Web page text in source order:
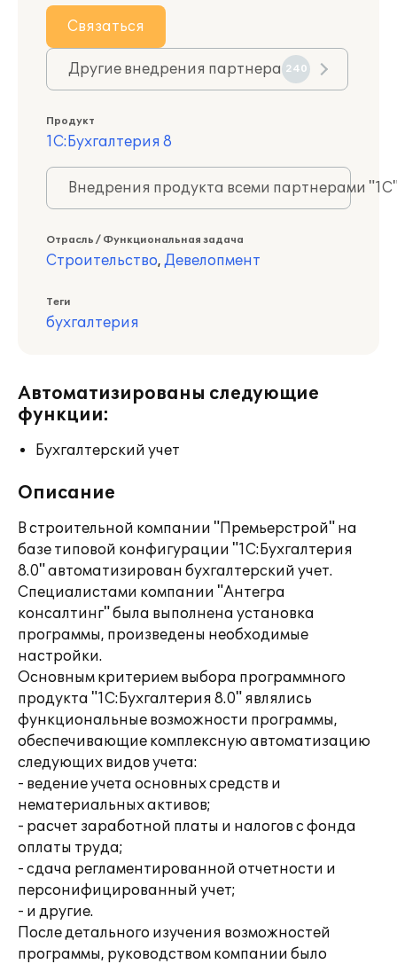
Связаться
Другие внедрения партнера 240
Продукт
1С:Бухгалтерия 8
Внедрения продукта всеми партнерами
Отрасль / Функциональная задача
Строительство, Девелопмент
Теги
бухгалтерия
Автоматизированы следующие
функции:
Бухгалтерский учет
Описание
В строительной компании "Премьерстрой" на
базе типовой конфигурации "1С:Бухгалтерия
8.0" автоматизирован бухгалтерский учет.
Специалистами компании "Антегра
консалтинг" была выполнена установка
программы, произведены необходимые
настройки.
Основным критерием выбора программного
продукта "1С:Бухгалтерия 8.0" являлись
функциональные возможности программы,
обеспечивающие комплексную автоматизацию
следующих видов учета:
- ведение учета основных средств и
нематериальных активов;
- расчет заработной платы и налогов с фонда
оплаты труда;
- сдача регламентированной отчетности и
персонифицированный учет;
- и другие.
После детального изучения возможностей
программы, руководством компании было